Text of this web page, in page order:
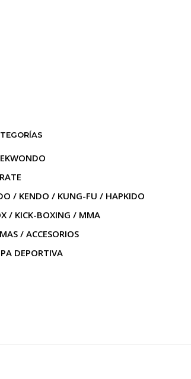
/ KENDO / KUNG-FU / HAPKIDO
/ KICK-BOXING / MMA
/ ACCESORIOS
DEPORTIVA